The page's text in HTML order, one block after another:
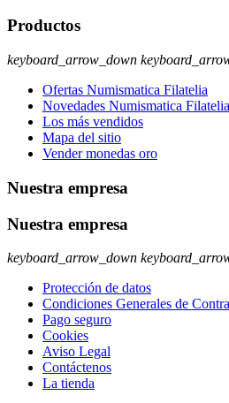
Productos
keyboard_arrow_down
Ofertas Numismatica Filatelia
Novedades Numismatica Filatelia
Los más vendidos
Mapa del sitio
Vender monedas oro
Nuestra empresa
Nuestra empresa
keyboard_arrow_down
Protección de datos
Condiciones Generales de
Pago seguro
Cookies
Aviso Legal
Contáctenos
La tienda